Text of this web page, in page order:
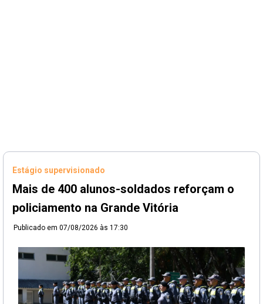
Estágio supervisionado
Mais de 400 alunos-soldados reforçam o
policiamento na Grande Vitória
Publicado em 07/08/2026 às 17:30